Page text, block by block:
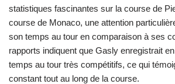
statistiques fascinantes sur la course de
course de Monaco, une attention
son temps au tour en comparaison à ses
rapports indiquent que Gasly enregistrait
temps au tour très compétitifs, ce qui
constant tout au long de la course.